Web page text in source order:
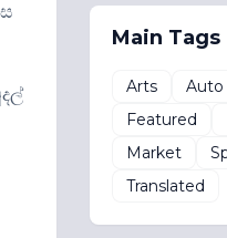
Main Tags
Arts Auto
Featured
Market
Translated